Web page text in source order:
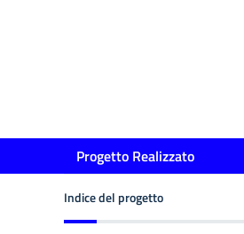
Progetto Realizzato
Indice del progetto